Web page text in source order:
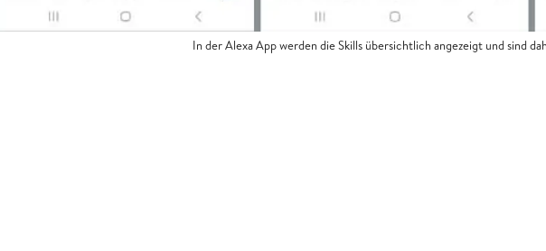
In der Alexa App werden die Skills übersichtlich angezeigt und sind